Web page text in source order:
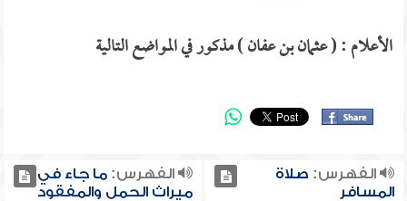
الأعلام : ( عثمان بن عفان ) مذكور في المواضع التالية
الفهرس: صلاة
المسافر
الفهرس:ما جاء في
ميراث الحمل والمفقود